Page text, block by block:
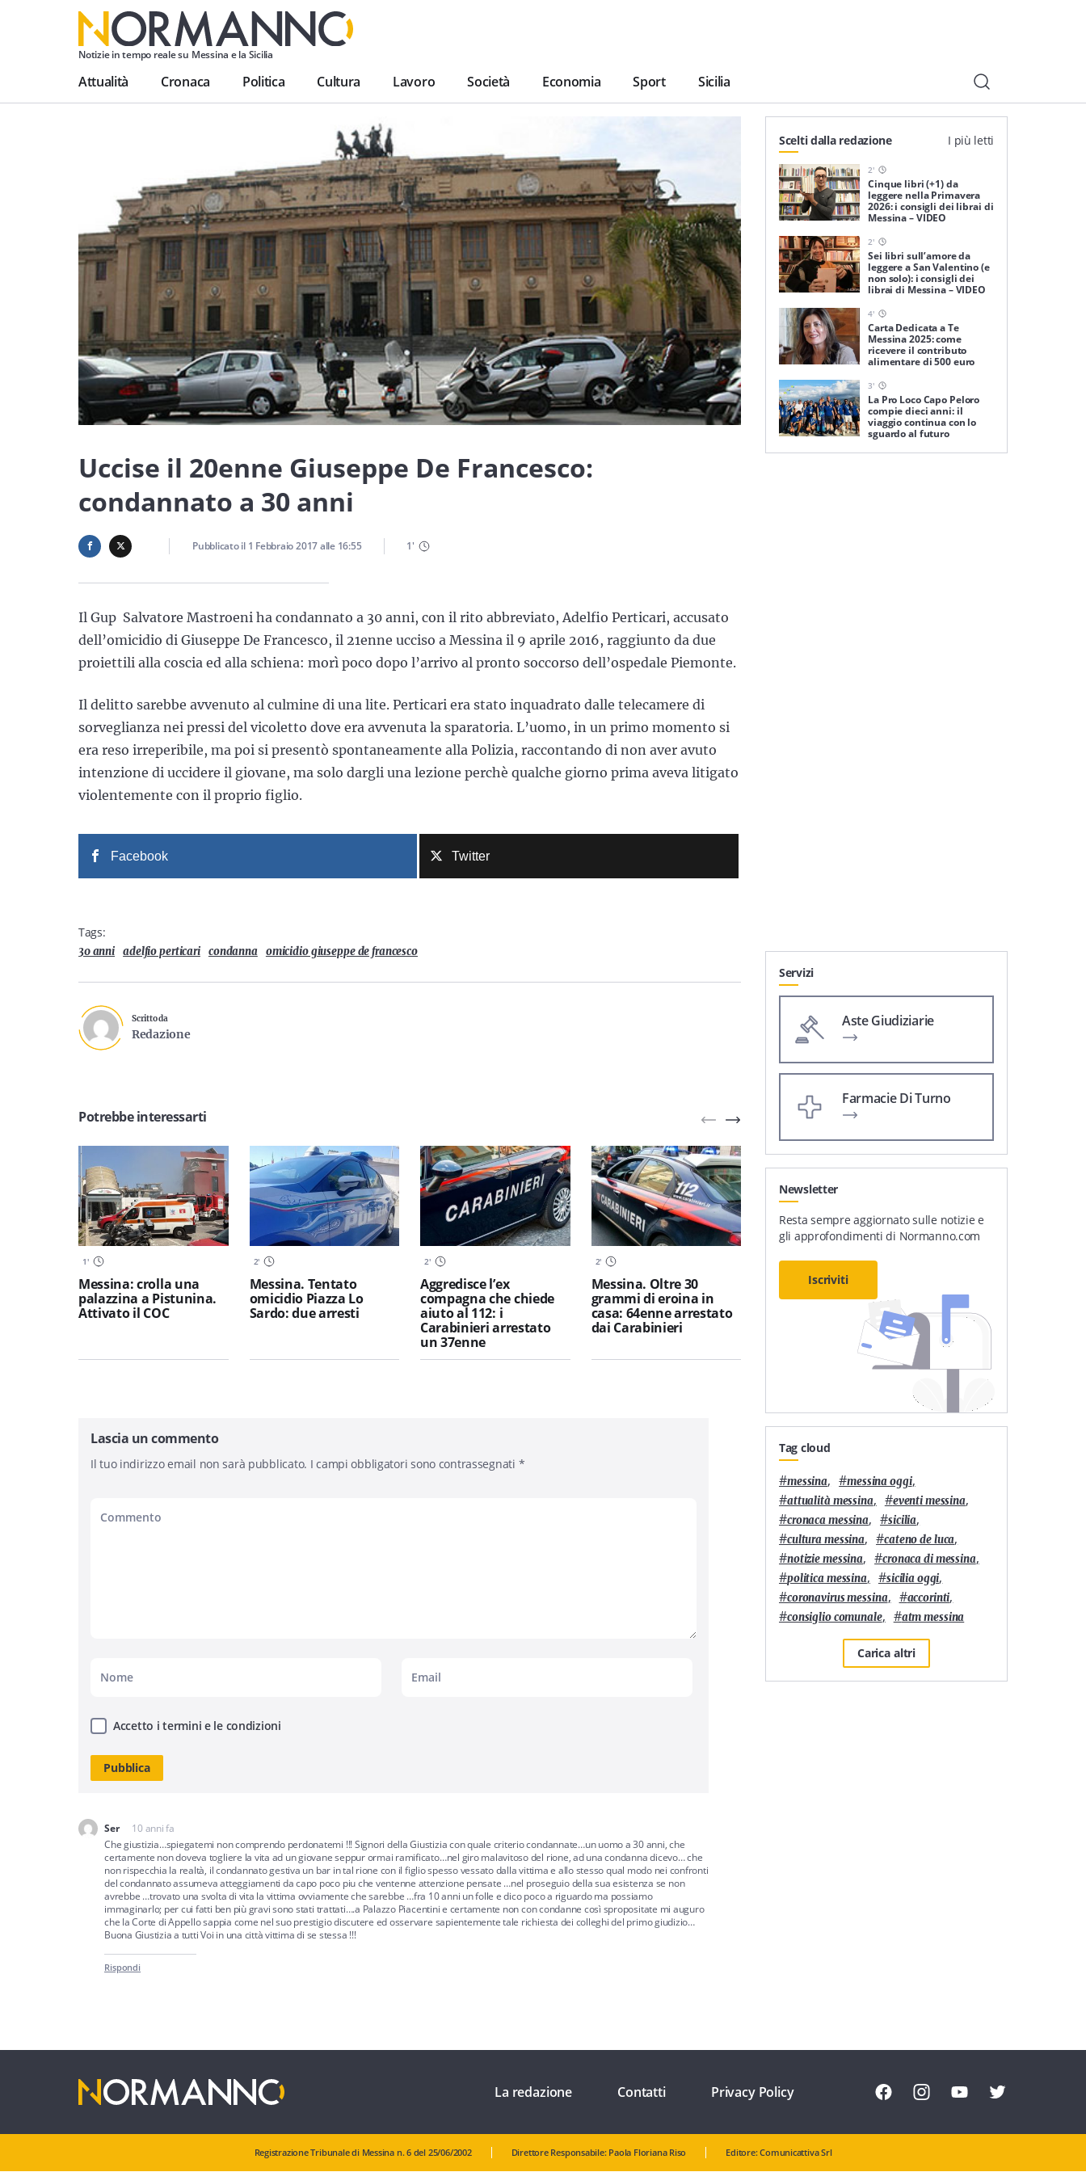
Notizie in tempo reale su Messina e la Sicilia
Attualità Cronaca Politica Cultura Lavoro Società Economia Sport Sicilia
Uccise il 20enne Giuseppe De Francesco:
condannato a 30 anni
Pubblicato il 1 Febbraio 2017alle 16:55 1'
Il Gup Salvatore Mastroeni ha condannato a 30 anni, con il rito abbreviato, Adelfio Perticari, accusato
dell’omicidio di Giuseppe De Francesco, il 21enne ucciso a Messina il 9 aprile 2016, raggiunto da due
proiettili alla coscia ed alla schiena: morì poco dopo l’arrivo al pronto soccorso dell’ospedale Piemonte.
Il delitto sarebbe avvenuto al culmine di una lite. Perticari era stato inquadrato dalle telecamere di
sorveglianza nei pressi del vicoletto dove era avvenuta la sparatoria. L’uomo, in un primo momento si
era reso irreperibile, ma poi si presentò spontaneamente alla Polizia, raccontando di non aver avuto
intenzione di uccidere il giovane, ma solo dargli una lezione perchè qualche giorno prima aveva litigato
violentemente con il proprio figlio.
Facebook Twitter
Tags:
30 anni adelfio perticari condanna omicidio giuseppe de francesco
Scritto da
Redazione
Potrebbe interessarti
1'
Messina: crolla una
palazzina a Pistunina.
Attivato il COC
2'
Messina. Tentato
omicidio Piazza Lo
Sardo: due arresti
2'
Aggredisce l’ex
compagna che chiede
aiuto al 112: i
Carabinieri arrestato
un 37enne
2'
Messina. Oltre 30
grammi di eroina in
casa: 64enne arrestato
dai Carabinieri
Furto di energia
elettrica: 12 persone
denunciate a Messina
un anziano: due minori
in comunità
Lascia un commento
Il tuo indirizzo email non sarà pubblicato. I campi obbligatori sono contrassegnati *
Accetto i termini e le condizioni
Ser
dice:
10 anni fa
Che giustizia…spiegatemi non comprendo perdonatemi !!! Signori della Giustizia con quale criterio condannate…un uomo a 30 anni, che
certamente non doveva togliere la vita ad un giovane seppur ormai ramificato…nel giro malavitoso del rione, ad una condanna dicevo… che
non rispecchia la realtà, il condannato gestiva un bar in tal rione con il figlio spesso vessato dalla vittima e allo stesso qual modo nei confronti
del condannato assumeva atteggiamenti da capo poco piu che ventenne attenzione pensate …nel proseguio della sua esistenza se non
avrebbe …trovato una svolta di vita la vittima ovviamente che sarebbe …fra 10 anni un folle e dico poco a riguardo ma possiamo
immaginarlo; per cui fatti ben più gravi sono stati trattati….a Palazzo Piacentini e certamente non con condanne così spropositate mi auguro
che la Corte di Appello sappia come nel suo prestigio discutere ed osservare sapientemente tale richiesta dei colleghi del primo giudizio…
Buona Giustizia a tutti Voi in una città vittima di se stessa !!!
Rispondi
Scelti dalla redazione I più letti
2'
Cinque libri (+1) da
leggere nella Primavera
2026: i consigli dei librai di
Messina – VIDEO
2'
Sei libri sull’amore da
leggere a San Valentino (e
non solo): i consigli dei
librai di Messina – VIDEO
4'
Carta Dedicata a Te
Messina 2025: come
ricevere il contributo
alimentare di 500 euro
3'
La Pro Loco Capo Peloro
compie dieci anni: il
viaggio continua con lo
sguardo al futuro
Servizi
Aste Giudiziarie
Farmacie Di Turno
Newsletter
Resta sempre aggiornato sulle notizie e
gli approfondimenti di Normanno.com
Iscriviti
Tag cloud
#messina, #messina oggi,
#attualità messina, #eventi messina,
#cronaca messina, #sicilia,
#cultura messina, #cateno de luca,
#notizie messina, #cronaca di messina,
#politica messina, #sicilia oggi,
#coronavirus messina, #accorinti,
#consiglio comunale, #atm messina
Carica altri
La redazione Contatti Privacy Policy
Registrazione Tribunale di Messina n. 6 del 25/06/2002 Direttore Responsabile: Paola Floriana Riso Editore: Comunicattiva Srl